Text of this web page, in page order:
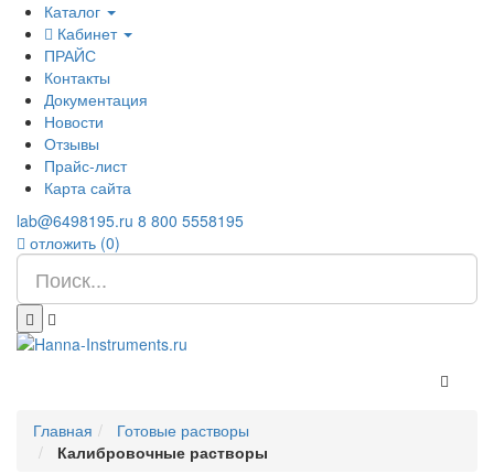
Каталог
Кабинет
ПРАЙС
Контакты
Документация
Новости
Отзывы
Прайс-лист
Карта сайта
lab@6498195.ru 8 800 5558195
отложить (0)
Главная
Готовые растворы
Калибровочные растворы